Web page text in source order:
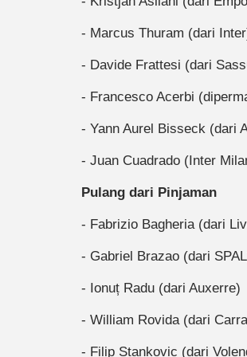
- Marcus Thuram (dari
- Davide Frattesi (dari
- Francesco Acerbi
- Yann Aurel Bisseck (dari
- Juan Cuadrado (Inter
Pulang dari Pinjaman
- Fabrizio Bagheria (dari
- Gabriel Brazao (dari
- Ionuț Radu (dari Auxerre)
- William Rovida (dari
- Filip Stankovic (dari